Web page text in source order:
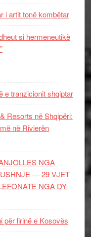
i artit tonë kombëtar
si hermeneutikë
e tranzicionit shqiptar
Resorts në Shqipëri:
në Rivierën
NGA
— 29 VJET
NGA DY
për lirinë e Kosovës